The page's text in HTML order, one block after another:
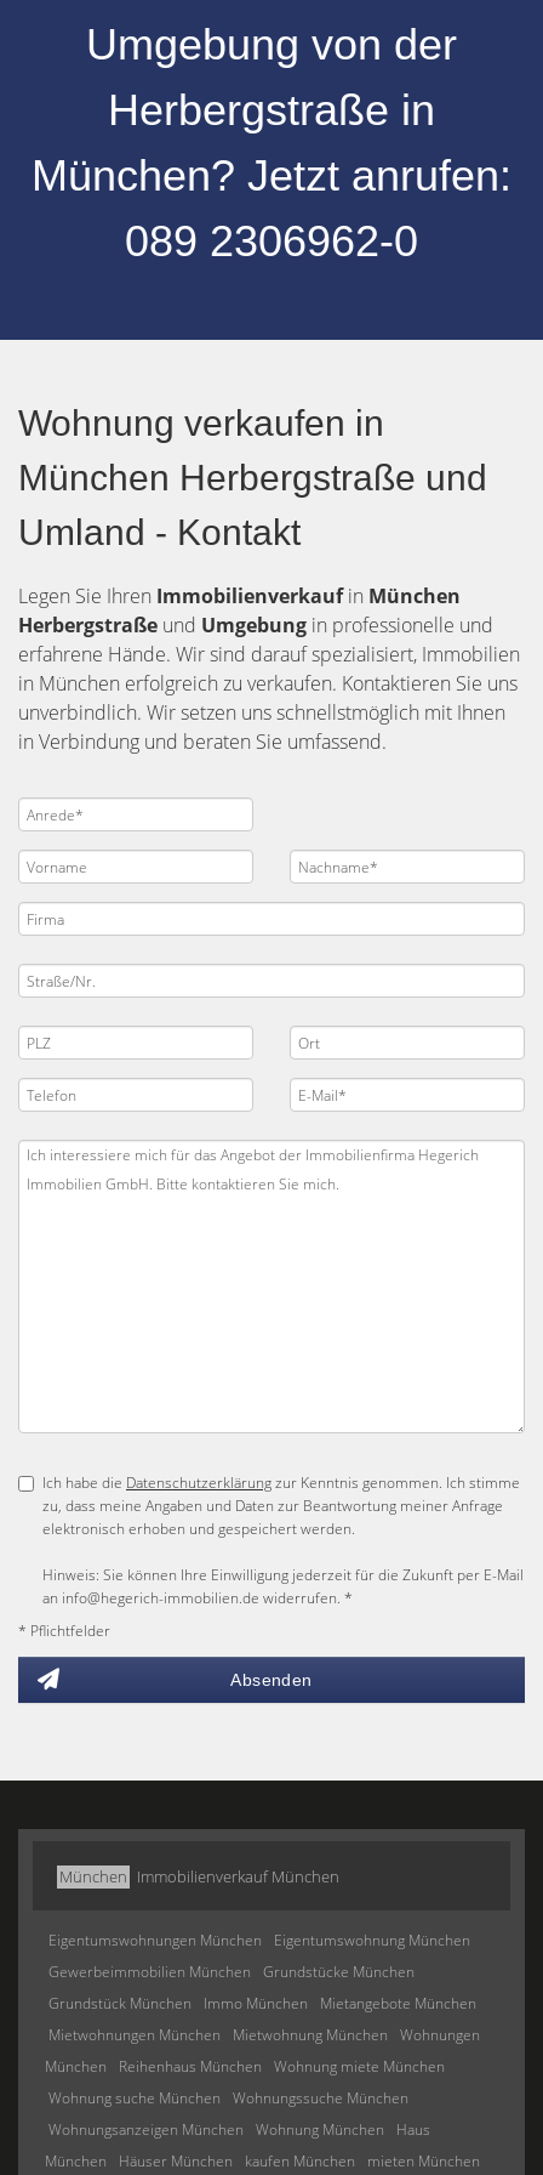
Umgebung von der
Herbergstraße in
München? Jetzt anrufen:
089 2306962-0
Wohnung verkaufen in
München Herbergstraße und
Umland - Kontakt
Legen Sie Ihren Immobilienverkaufin München
Herbergstraße und Umgebung in professionelle und
erfahrene Hände. Wir sind darauf spezialisiert, Immobilien
in München erfolgreich zu verkaufen. Kontaktieren Sie uns
unverbindlich. Wir setzen uns schnellstmöglich mit Ihnen
in Verbindung und beraten Sie umfassend.
Ich habe die Datenschutzerklärungzur Kenntnis genommen. Ich stimme
zu, dass meine Angaben und Daten zur Beantwortung meiner Anfrage
elektronisch erhoben und gespeichert werden.
Hinweis: Sie können Ihre Einwilligung jederzeit für die Zukunft per E-Mail
an info@hegerich-immobilien.de widerrufen. *
* Pflichtfelder
Absenden
München Immobilienverkauf München
Eigentumswohnungen München
Eigentumswohnung München
Gewerbeimmobilien München
Grundstücke München
Grundstück München
Immo München
Mietangebote München
Mietwohnungen München
Mietwohnung München
Wohnungen
München
Reihenhaus München
Wohnung miete München
Wohnung suche München
Wohnungssuche München
Wohnungsanzeigen München
Wohnung München
Haus
München
Häuser München kaufen München
mieten München